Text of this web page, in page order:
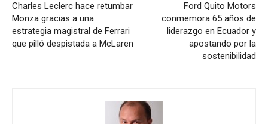
Charles Leclerc hace retumbar
Monza gracias a una
estrategia magistral de Ferrari
que pilló despistada a McLaren
Ford Quito Motors
conmemora 65 años de
liderazgo en Ecuador y
apostando por la
sostenibilidad